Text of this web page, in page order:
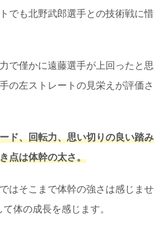
でも北野武郎選手との技術戦に惜
で僅かに遠藤選手が上回ったと思
の左ストレートの見栄えが評価さ
ド、回転力、思い切りの良い踏み
点は体幹の太さ。
はそこまで体幹の強さは感じませ
体の成長を感じます。